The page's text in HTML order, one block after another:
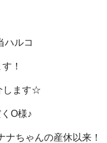
ルコ
！
します☆
O様♪
ちゃんの産休以来！